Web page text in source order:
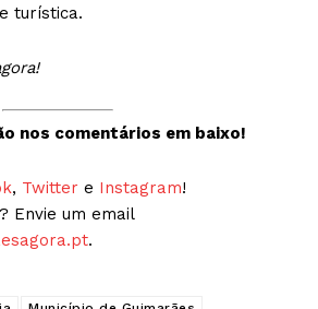
turística.
nos comentários em baixo!
, Twitter e Instagram!
Envie um email
.